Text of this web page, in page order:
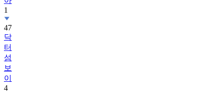
1
47
닥
터
섬
보
이
4